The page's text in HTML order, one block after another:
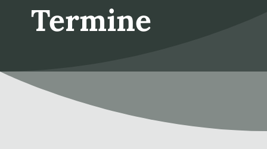
Termine